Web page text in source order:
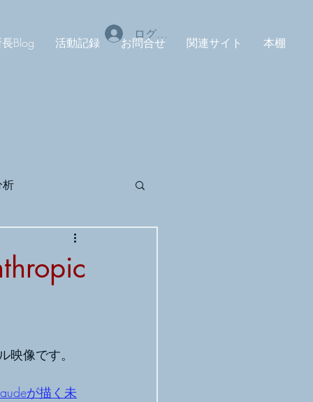
Blog 活動記録 お問合せ 関連サイト 本棚
ログイン
析
MUSE
像です。
が描く未